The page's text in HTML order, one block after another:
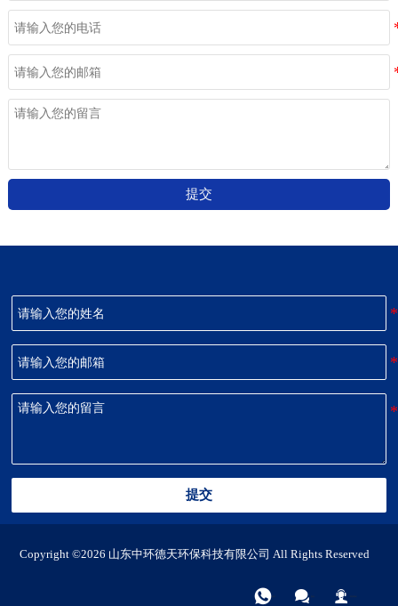
提交
提交
Copyright ©2026 山东中环德天环保科技有限公司 All Rights Reserved
  